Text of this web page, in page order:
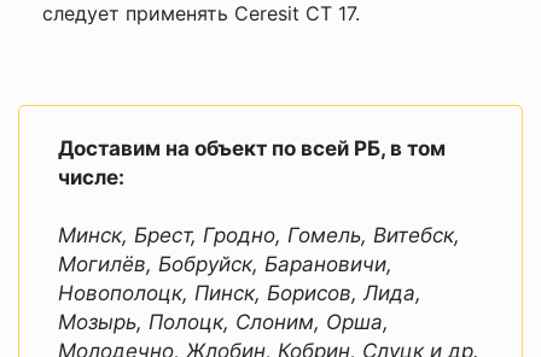
следует применять Ceresit CT 17.
Доставим на объект по всей РБ, в том
числе:
Минск, Брест, Гродно, Гомель, Витебск,
Могилёв, Бобруйск, Барановичи,
Новополоцк, Пинск, Борисов, Лида,
Мозырь, Полоцк, Слоним, Орша,
Молодечно, Жлобин, Кобрин, Слуцк и др.